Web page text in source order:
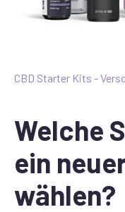
CBD Starter Kits -
Welche
ein
wählen?